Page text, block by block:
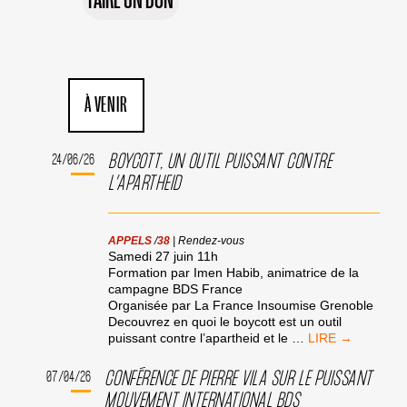
À VENIR
24/06/26
BOYCOTT, UN OUTIL PUISSANT CONTRE
L’APARTHEID
APPELS /38 |Rendez-vous
Samedi 27 juin 11h
Formation par Imen Habib, animatrice de la
campagne BDS France
Organisée par La France Insoumise Grenoble
Decouvrez en quoi le boycott est un outil
puissant contre l’apartheid et le
BOYCOTT,
OUTIL
PUISSANT
07/04/26
CONFÉRENCE DE PIERRE VILA SUR LE PUISSANT
MOUVEMENT INTERNATIONAL BDS